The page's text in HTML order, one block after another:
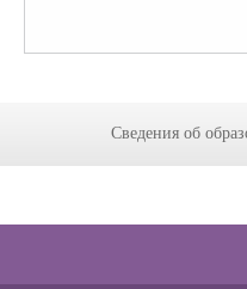
Сведения об